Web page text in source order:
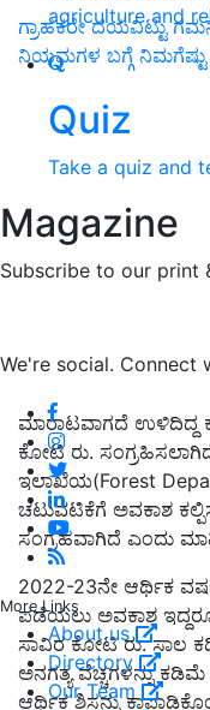
agriculture and
Quiz
Take a quiz and
Magazine
Subscribe to our print
We're social. Connect
More Links
About us
Directory
Our Team
ಗ್ರಾಹಕರೇ ದಯವಿಟ್ಟು
ನಿಯಮಗಳ ಬಗ್ಗೆ ನಿಮಗೆಷ್ಟು
ಮಾರಾಟವಾಗದೆ ಉಳಿದಿದ್ದ
ಕೋಟಿ ರು.
ಇಲಾಖೆಯ(Forest
ಚಟುವಟಿಕೆಗೆ ಅವಕಾಶ
ಸಂಗ್ರಹವಾಗಿದೆ ಎಂದು
2022-23ನೇ ಆರ್ಥಿಕ
ಪಡೆಯಲು ಅವಕಾಶ
ಸಾವಿರ ಕೋಟಿ ರು. ಸಾಲ
ಅನಗತ್ಯ ವೆಚ್ಚಗಳನ್ನು
ಆರ್ಥಿಕ ಶಿಸ್ತನ್ನು